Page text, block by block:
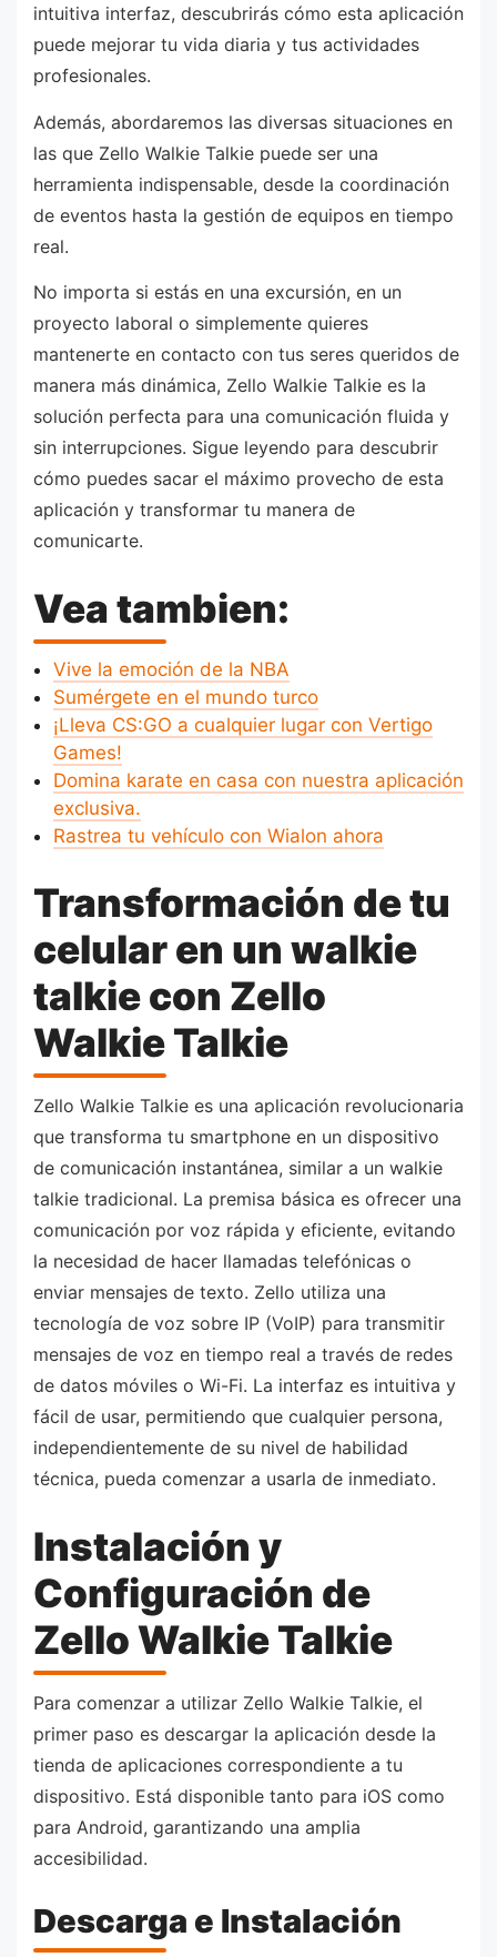
intuitiva interfaz, descubrirás cómo esta aplicación
puede mejorar tu vida diaria y tus actividades
profesionales.
Además, abordaremos las diversas situaciones en
las que Zello Walkie Talkie puede ser una
herramienta indispensable, desde la coordinación
de eventos hasta la gestión de equipos en tiempo
real.
No importa si estás en una excursión, en un
proyecto laboral o simplemente quieres
mantenerte en contacto con tus seres queridos de
manera más dinámica, Zello Walkie Talkie es la
solución perfecta para una comunicación fluida y
sin interrupciones. Sigue leyendo para descubrir
cómo puedes sacar el máximo provecho de esta
aplicación y transformar tu manera de
comunicarte.
Vea tambien:
Vive la emoción de la NBA
Sumérgete en el mundo turco
¡Lleva CS:GO a cualquier lugar con Vertigo
Games!
Domina karate en casa con nuestra aplicación
exclusiva.
Rastrea tu vehículo con Wialon ahora
Transformación de tu
celular en un walkie
talkie con Zello
Walkie Talkie
Zello Walkie Talkie es una aplicación revolucionaria
que transforma tu smartphone en un dispositivo
de comunicación instantánea, similar a un walkie
talkie tradicional. La premisa básica es ofrecer una
comunicación por voz rápida y eficiente, evitando
la necesidad de hacer llamadas telefónicas o
enviar mensajes de texto. Zello utiliza una
tecnología de voz sobre IP (VoIP) para transmitir
mensajes de voz en tiempo real a través de redes
de datos móviles o Wi-Fi. La interfaz es intuitiva y
fácil de usar, permitiendo que cualquier persona,
independientemente de su nivel de habilidad
técnica, pueda comenzar a usarla de inmediato.
Instalación y
Configuración de
Zello Walkie Talkie
Para comenzar a utilizar Zello Walkie Talkie, el
primer paso es descargar la aplicación desde la
tienda de aplicaciones correspondiente a tu
dispositivo. Está disponible tanto para iOS como
para Android, garantizando una amplia
accesibilidad.
Descarga e Instalación